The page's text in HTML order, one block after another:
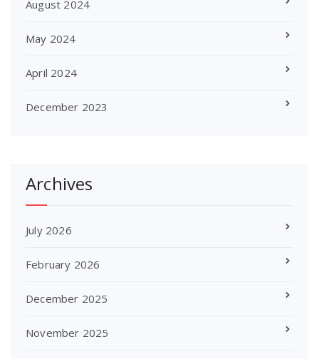
August 2024
May 2024
April 2024
December 2023
Archives
July 2026
February 2026
December 2025
November 2025